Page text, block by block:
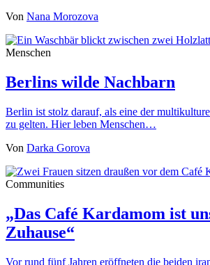
Von Nana Morozova
Menschen
Berlins wilde Nachbarn
Berlin ist stolz darauf, als eine der
zu gelten. Hier leben Menschen…
Von Darka Gorova
Communities
„Das Café Kardamom ist
Zuhause“
Vor rund fünf Jahren eröffneten die beiden